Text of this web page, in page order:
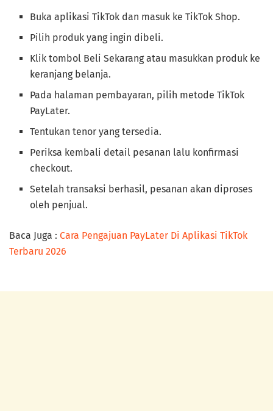
Buka aplikasi TikTok dan masuk ke TikTok Shop.
Pilih produk yang ingin dibeli.
Klik tombol Beli Sekarang atau masukkan produk ke
keranjang belanja.
Pada halaman pembayaran, pilih metode TikTok
PayLater.
Tentukan tenor yang tersedia.
Periksa kembali detail pesanan lalu konfirmasi
checkout.
Setelah transaksi berhasil, pesanan akan diproses
oleh penjual.
Baca Juga : Cara Pengajuan PayLater Di Aplikasi TikTok
Terbaru 2026